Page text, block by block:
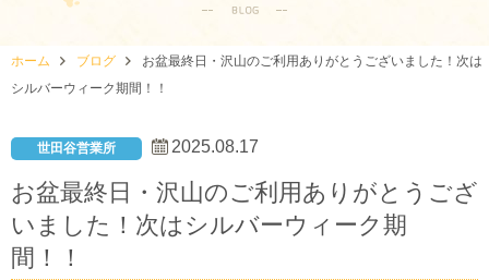
ホーム ブログ
お盆最終日・沢山のご利用ありがとうございました！次は
シルバーウィーク期間！！
世田谷営業所 2025.08.17
お盆最終日・沢山のご利用ありがとうござ
いました！次はシルバーウィーク期
間！！